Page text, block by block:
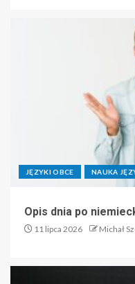
JĘZYKI OBCE NAUKA
Opis dnia po
11 lipca 2026 Michał